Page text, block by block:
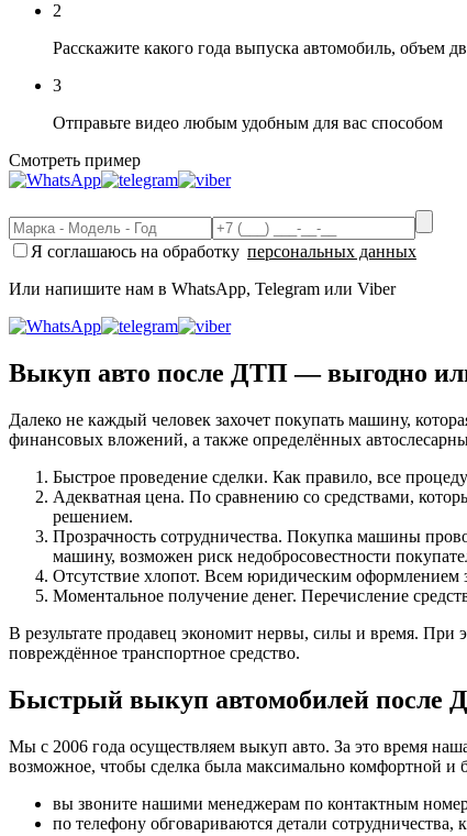
2
Расскажите какого года выпуска автомобиль, объем
3
Отправьте видео любым удобным для вас способом
Смотреть пример
Я соглашаюсь на обработку персональных данных
Или напишите нам в WhatsApp, Telegram или Viber
Выкуп авто после ДТП — выгодно
Далеко не каждый человек захочет покупать машину,
финансовых вложений, а также определённых
Быстрое проведение сделки. Как правило, все
Адекватная цена. По сравнению со средствами,
решением.
Прозрачность сотрудничества. Покупка машины
машину, возможен риск недобросовестности
Отсутствие хлопот. Всем юридическим оформлением
Моментальное получение денег. Перечисление
В результате продавец экономит нервы, силы и время. При
повреждённое транспортное средство.
Быстрый выкуп автомобилей после
Мы с 2006 года осуществляем выкуп авто. За это время
возможное, чтобы сделка была максимально комфортной и
вы звоните нашими менеджерам по контактным
по телефону обговариваются детали